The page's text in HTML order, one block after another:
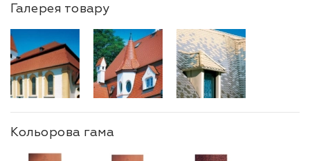
Галерея товару
Кольорова гама